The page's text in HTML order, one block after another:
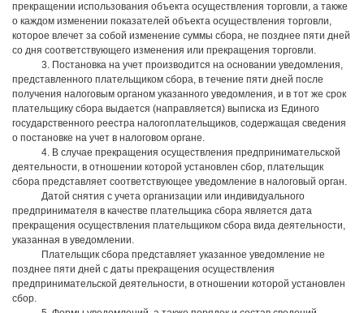
прекращении использования объекта осуществления торговли, а также
о каждом изменении показателей объекта осуществления торговли,
которое влечет за собой изменение суммы сбора, не позднее пяти дней
со дня соответствующего изменения или прекращения торговли.
3. Постановка на учет производится на основании уведомления,
представленного плательщиком сбора, в течение пяти дней после
получения налоговым органом указанного уведомления, и в тот же срок
плательщику сбора выдается (направляется) выписка из Единого
государственного реестра налогоплательщиков, содержащая сведения
о постановке на учет в налоговом органе.
4. В случае прекращения осуществления предпринимательской
деятельности, в отношении которой установлен сбор, плательщик
сбора представляет соответствующее уведомление в налоговый орган.
Датой снятия с учета организации или индивидуального
предпринимателя в качестве плательщика сбора является дата
прекращения осуществления плательщиком сбора вида деятельности,
указанная в уведомлении.
Плательщик сбора представляет указанное уведомление не
позднее пяти дней с даты прекращения осуществления
предпринимательской деятельности, в отношении которой установлен
сбор.